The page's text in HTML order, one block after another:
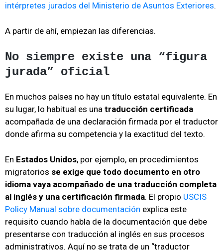
intérpretes jurados del Ministerio de Asuntos Exteriores.
A partir de ahí, empiezan las diferencias.
No siempre existe una “figura
jurada” oficial
En muchos países no hay un título estatal equivalente. En
su lugar, lo habitual es una traducción certificada
acompañada de una declaración firmada por el traductor
donde afirma su competencia y la exactitud del texto.
En Estados Unidos, por ejemplo, en procedimientos
migratorios se exige que todo documento en otro
idioma vaya acompañado de una traducción completa
al inglés y una certificación firmada. El propio USCIS
Policy Manual sobre documentación explica este
requisito cuando habla de la documentación que debe
presentarse con traducción al inglés en sus procesos
administrativos. Aquí no se trata de un “traductor